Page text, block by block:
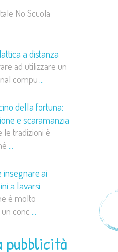
No Scuola
a distanza
ad utilizzare un
compu ...
della fortuna:
e scaramanzia
le tradizioni è
...
insegnare ai
a lavarsi
è molto
conc ...
pubblicità